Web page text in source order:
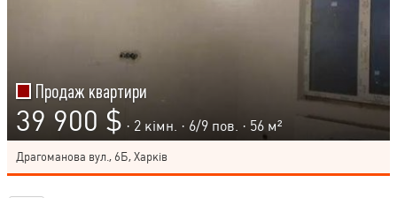
Продаж квартири
39 900 $ · 2 кімн. · 6/9 пов. · 56 м²
Драгоманова вул., 6Б, Харків